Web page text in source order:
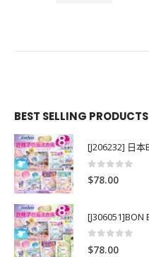
BEST SELLING PRODUCTS
0
$78.00
[J306051]BON
0
$78.00